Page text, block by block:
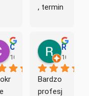
, termin
ustaleni
ami
jakość
na
wysoki
Czesław K.
10 miesięcy temu
Robert
10
Bardzo
profesj